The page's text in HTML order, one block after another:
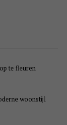
te fleuren
woonstijl